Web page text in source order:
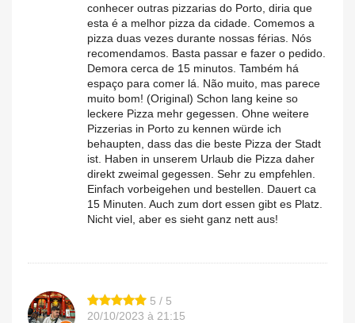
conhecer outras pizzarias do Porto, diria que
esta é a melhor pizza da cidade. Comemos a
pizza duas vezes durante nossas férias. Nós
recomendamos. Basta passar e fazer o pedido.
Demora cerca de 15 minutos. Também há
espaço para comer lá. Não muito, mas parece
muito bom! (Original) Schon lang keine so
leckere Pizza mehr gegessen. Ohne weitere
Pizzerias in Porto zu kennen würde ich
behaupten, dass das die beste Pizza der Stadt
ist. Haben in unserem Urlaub die Pizza daher
direkt zweimal gegessen. Sehr zu empfehlen.
Einfach vorbeigehen und bestellen. Dauert ca
15 Minuten. Auch zum dort essen gibt es Platz.
Nicht viel, aber es sieht ganz nett aus!
5 / 5
20/10/2023 à 21:15